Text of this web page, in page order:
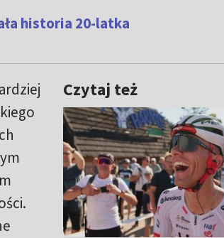
historia 20-latka
Czytaj też